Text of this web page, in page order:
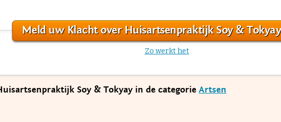
Meld uw Klacht over Huisartsenpraktijk Soy & Tokyay
Zo werkt het
Soy & Tokyay in de categorie Artsen